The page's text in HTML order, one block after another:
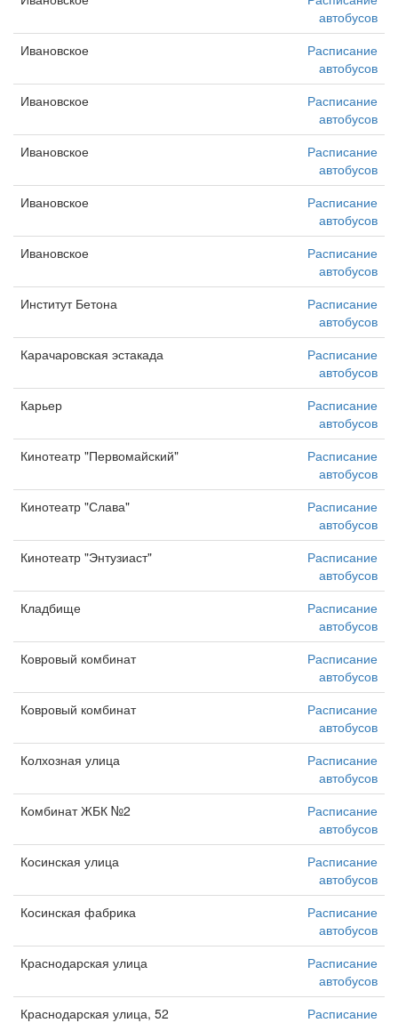
автобусов
Ивановское
Расписание
автобусов
Ивановское
Расписание
автобусов
Ивановское
Расписание
автобусов
Ивановское
Расписание
автобусов
Ивановское
Расписание
автобусов
Институт Бетона
Расписание
автобусов
Карачаровская эстакада
Расписание
автобусов
Карьер
Расписание
автобусов
Кинотеатр "Первомайский"
Расписание
автобусов
Кинотеатр "Слава"
Расписание
автобусов
Кинотеатр "Энтузиаст"
Расписание
автобусов
Кладбище
Расписание
автобусов
Ковровый комбинат
Расписание
автобусов
Ковровый комбинат
Расписание
автобусов
Колхозная улица
Расписание
автобусов
Комбинат ЖБК №2
Расписание
автобусов
Косинская улица
Расписание
автобусов
Косинская фабрика
Расписание
автобусов
Краснодарская улица
Расписание
автобусов
Краснодарская улица, 52
Расписание